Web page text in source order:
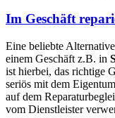
Im Geschäft
Eine beliebte
einem Geschäft z.B. in
ist hierbei, das richtige
seriös mit dem
auf dem
vom Dienstleister